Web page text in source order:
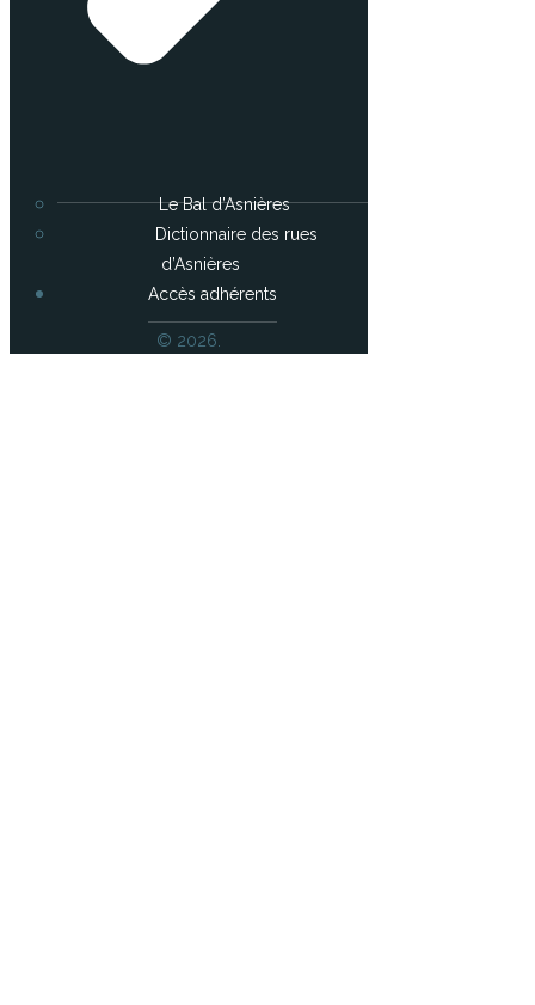
Le Bal d’Asnières
Dictionnaire des rues
d’Asnières
Accès adhérents
© 2026.